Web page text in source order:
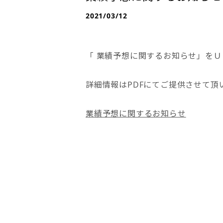
2021/03/12
「 業績予想に関するお知らせ」をＵ
詳細情報はPDFにてご提供させて頂
業績予想に関するお知らせ